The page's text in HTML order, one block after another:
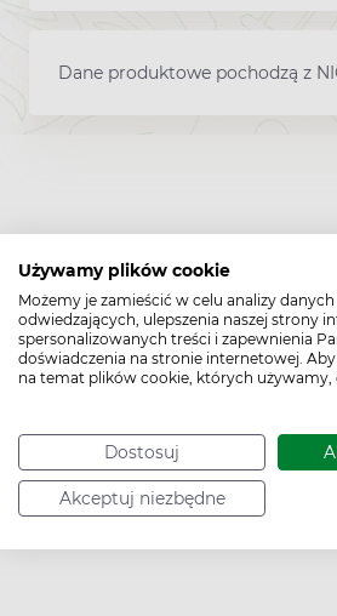
Używamy plików cookie
Możemy je zamieścić w celu analizy
odwiedzających, ulepszenia naszej strony
spersonalizowanych treści i zapewnienia
doświadczenia na stronie internetowej.
na temat plików cookie, których używamy,
Dostosuj
Akceptuj niezbędne
Dane produktowe pochodzą z
Pytania i
Zadaj pytanie